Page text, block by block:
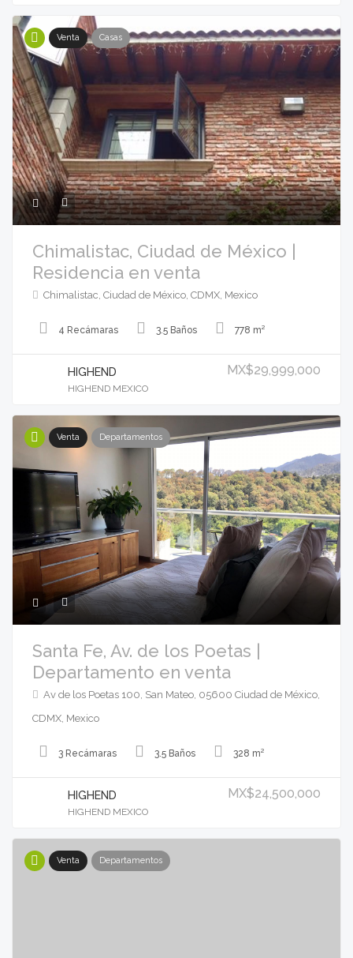
Venta Casas
Chimalistac, Ciudad de México |
Residencia en venta
Chimalistac, Ciudad de México, CDMX, Mexico
4 Recámaras 3.5 Baños 778 m²
HIGHEND
HIGHEND MEXICO
MX$29,999,000
Venta Departamentos
Santa Fe, Av. de los Poetas |
Departamento en venta
Av de los Poetas 100, San Mateo, 05600 Ciudad de México,
CDMX, Mexico
3 Recámaras 3.5 Baños 328 m²
HIGHEND
HIGHEND MEXICO
MX$24,500,000
Venta Departamentos